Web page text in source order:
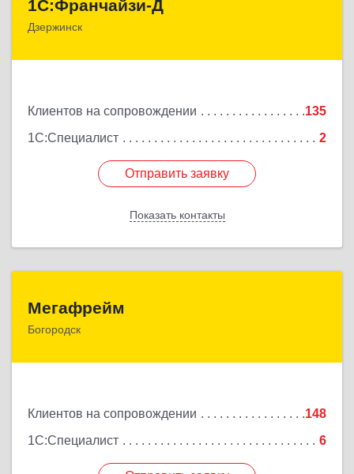
1С:Франчайзи-Д
Дзержинск
Клиентов на сопровождении
135
1С:Специалист
2
Отправить заявку
Показать контакты
Отправить заявку
Назад
Мегафрейм
Богородск
Клиентов на сопровождении
148
1С:Специалист
6
607600, Нижегородская обл, Богородск г, Ленина